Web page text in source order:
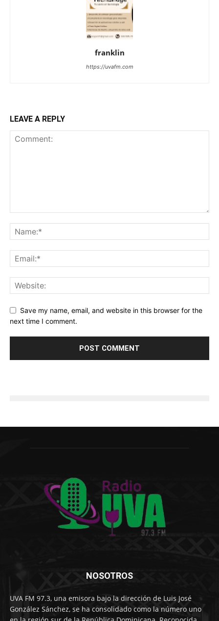
franklin
https://uvafm.com
LEAVE A REPLY
Save my name, email, and website in this browser for the
next time I comment.
NOSOTROS
UVA FM 97.3, una emisora bajo la dirección de Luis José
González Sánchez, se ha consolidado como la número uno